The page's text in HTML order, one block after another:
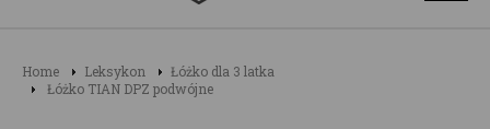
Home Leksykon
Łóżko dla 3 latka
Łóżko TIAN DPZ podwójne